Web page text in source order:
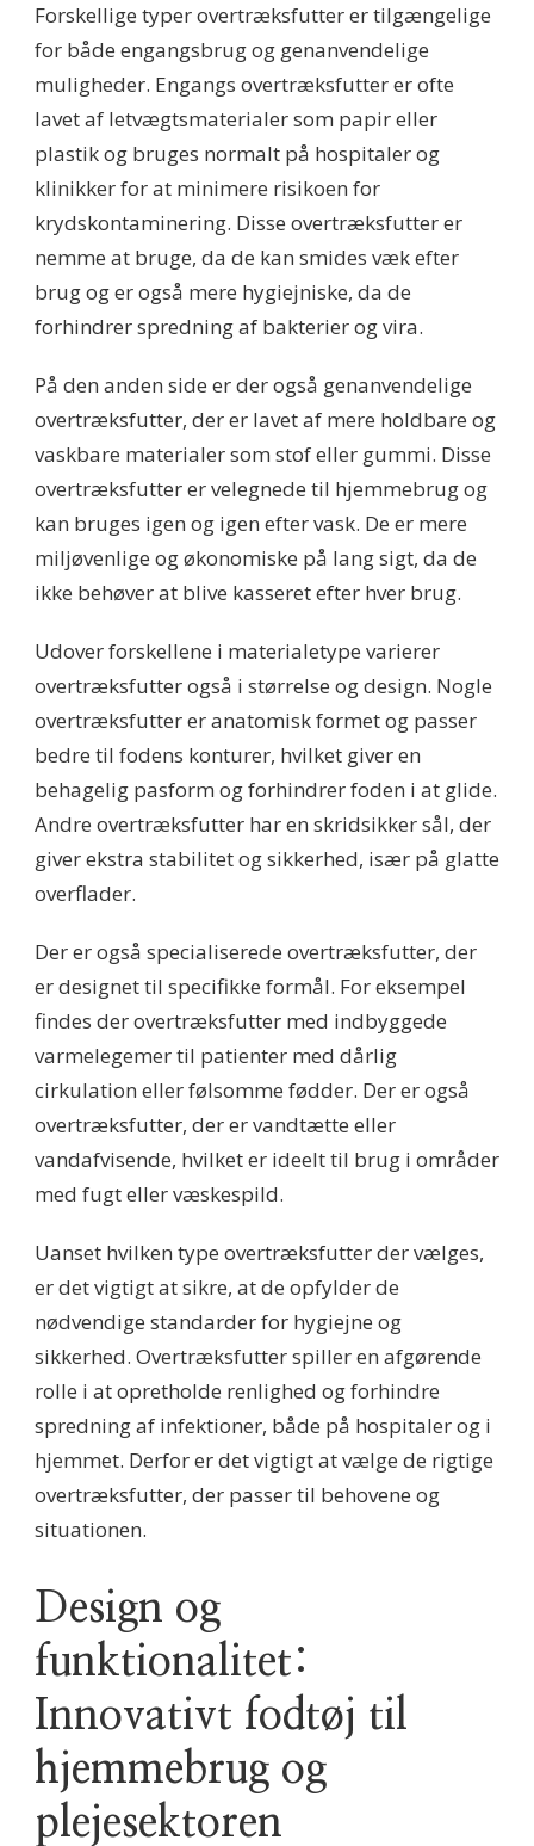
Forskellige typer overtræksfutter er tilgængelige
for både engangsbrug og genanvendelige
muligheder. Engangs overtræksfutter er ofte
lavet af letvægtsmaterialer som papir eller
plastik og bruges normalt på hospitaler og
klinikker for at minimere risikoen for
krydskontaminering. Disse overtræksfutter er
nemme at bruge, da de kan smides væk efter
brug og er også mere hygiejniske, da de
forhindrer spredning af bakterier og vira.
På den anden side er der også genanvendelige
overtræksfutter, der er lavet af mere holdbare og
vaskbare materialer som stof eller gummi. Disse
overtræksfutter er velegnede til hjemmebrug og
kan bruges igen og igen efter vask. De er mere
miljøvenlige og økonomiske på lang sigt, da de
ikke behøver at blive kasseret efter hver brug.
Udover forskellene i materialetype varierer
overtræksfutter også i størrelse og design. Nogle
overtræksfutter er anatomisk formet og passer
bedre til fodens konturer, hvilket giver en
behagelig pasform og forhindrer foden i at glide.
Andre overtræksfutter har en skridsikker sål, der
giver ekstra stabilitet og sikkerhed, især på glatte
overflader.
Der er også specialiserede overtræksfutter, der
er designet til specifikke formål. For eksempel
findes der overtræksfutter med indbyggede
varmelegemer til patienter med dårlig
cirkulation eller følsomme fødder. Der er også
overtræksfutter, der er vandtætte eller
vandafvisende, hvilket er ideelt til brug i områder
med fugt eller væskespild.
Uanset hvilken type overtræksfutter der vælges,
er det vigtigt at sikre, at de opfylder de
nødvendige standarder for hygiejne og
sikkerhed. Overtræksfutter spiller en afgørende
rolle i at opretholde renlighed og forhindre
spredning af infektioner, både på hospitaler og i
hjemmet. Derfor er det vigtigt at vælge de rigtige
overtræksfutter, der passer til behovene og
situationen.
Design og
funktionalitet:
Innovativt fodtøj til
hjemmebrug og
plejesektoren